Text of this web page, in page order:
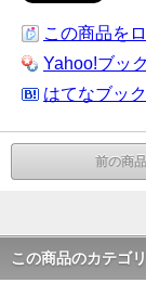
この商品を
Yahoo!ブッ
はてなブッ
前の商
この商品のカテゴ